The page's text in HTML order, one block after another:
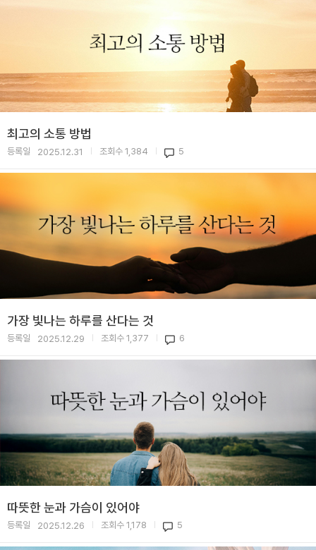
최고의 소통 방법
등록일 2025.12.31 조회수 1,384 5
가장 빛나는 하루를 산다는 것
등록일 2025.12.29 조회수 1,377 6
따뜻한 눈과 가슴이 있어야
등록일 2025.12.26 조회수 1,178 5